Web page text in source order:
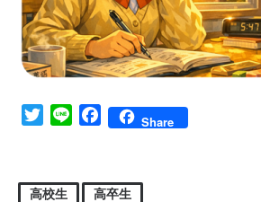
TwitterLine FacebookShare
高校生 高卒生